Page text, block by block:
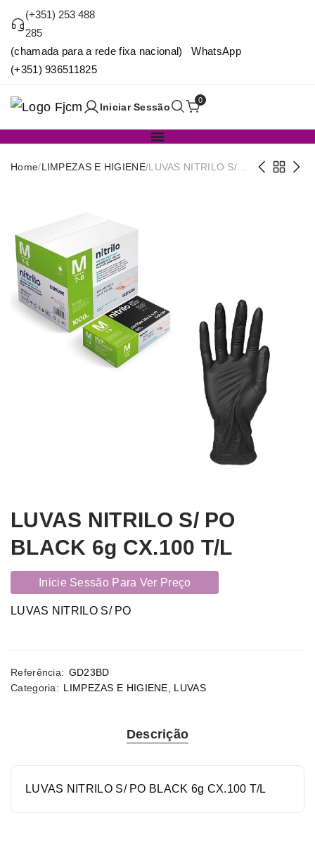
(+351) 253 488
285
(chamada para a rede fixa nacional) WhatsApp
(+351) 936511825
Iniciar Sessão
0
Home/LIMPEZAS E HIGIENE/LUVAS NITRILO S/
LUVAS NITRILO S/ PO
BLACK 6g CX.100 T/L
Inicie Sessão Para Ver Preço
LUVAS NITRILO S/ PO
Referência: GD23BD
Categoria: LIMPEZAS E HIGIENE LUVAS
Descrição
LUVAS NITRILO S/ PO BLACK 6g CX.100 T/L